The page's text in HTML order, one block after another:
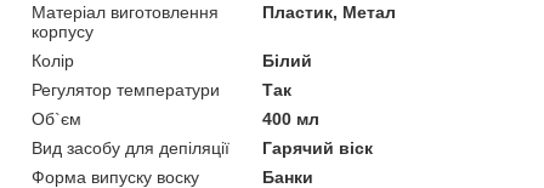
Матеріал виготовлення
корпусу
Пластик, Метал
Колір
Білий
Регулятор температури
Так
Об`єм
400 мл
Вид засобу для депіляції
Гарячий віск
Форма випуску воску
Банки